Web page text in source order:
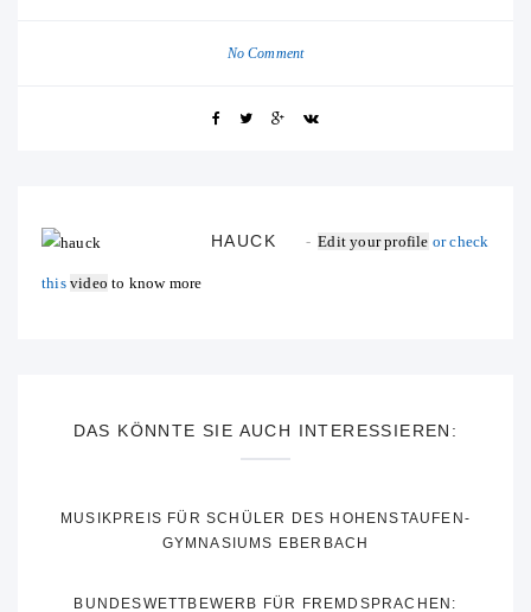
No Comment
HAUCK Edit your profile or check
this video to know more
DAS KÖNNTE SIE AUCH INTERESSIEREN:
MUSIKPREIS FÜR SCHÜLER DES HOHENSTAUFEN-
GYMNASIUMS EBERBACH
BUNDESWETTBEWERB FÜR FREMDSPRACHEN: